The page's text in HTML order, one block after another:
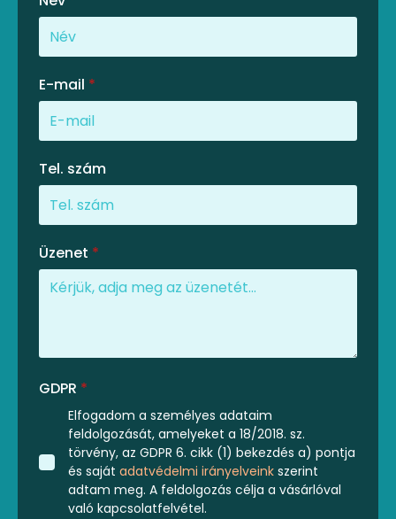
E-mail *
Tel. szám
Üzenet *
GDPR *
Elfogadom a személyes adataim
feldolgozását, amelyeket a 18/2018. sz.
törvény, az GDPR 6. cikk (1) bekezdés a) pontja
és saját adatvédelmi irányelveink szerint
adtam meg. A feldolgozás célja a vásárlóval
való kapcsolatfelvétel.